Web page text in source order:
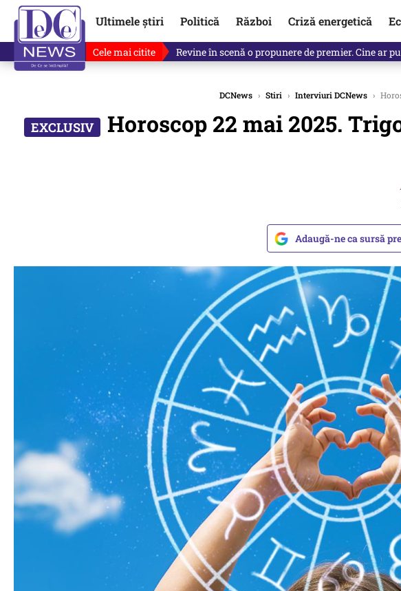
Ultimele știri Politică Război Criză energetică
Cele mai citite Drona explodată în Bulgaria, identificată.
DCNews › Stiri › Interviuri DCNews ›
Horoscop 22 mai 2025.
Adaugă-ne ca sursă